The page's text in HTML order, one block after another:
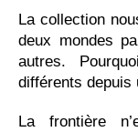
La collection
deux mondes
autres.
différents depuis
La frontière